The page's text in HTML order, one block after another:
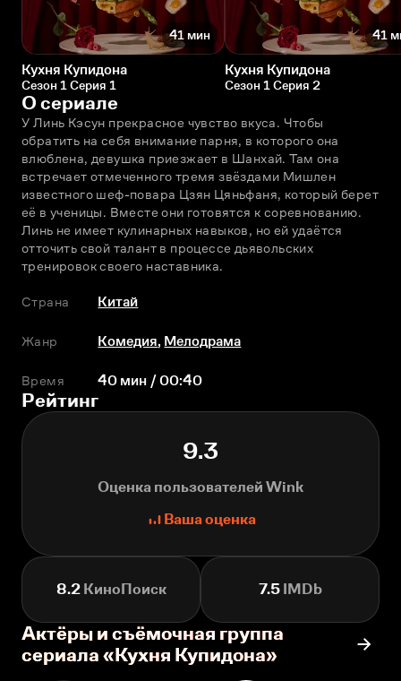
41 мин
Кухня Купидона
Сезон 1 Серия 1
41
Кухня Купидона
Сезон 1 Серия 2
О сериале
У Линь Кэсун прекрасное чувство вкуса. Чтобы
обратить на себя внимание парня, в которого она
влюблена, девушка приезжает в Шанхай. Там она
встречает отмеченного тремя звёздами Мишлен
известного шеф-повара Цзян Цяньфаня, который берет
её в ученицы. Вместе они готовятся к соревнованию.
Линь не имеет кулинарных навыков, но ей удаётся
отточить свой талант в процессе дьявольских
тренировок своего наставника.
Страна Китай
Жанр Комедия, Мелодрама
Время 40 мин / 00:40
Рейтинг
9.3
Оценка пользователей Wink
Ваша оценка
8.2КиноПоиск 7.5IMDb
Актёры и съёмочная группа
сериала «Кухня Купидона»